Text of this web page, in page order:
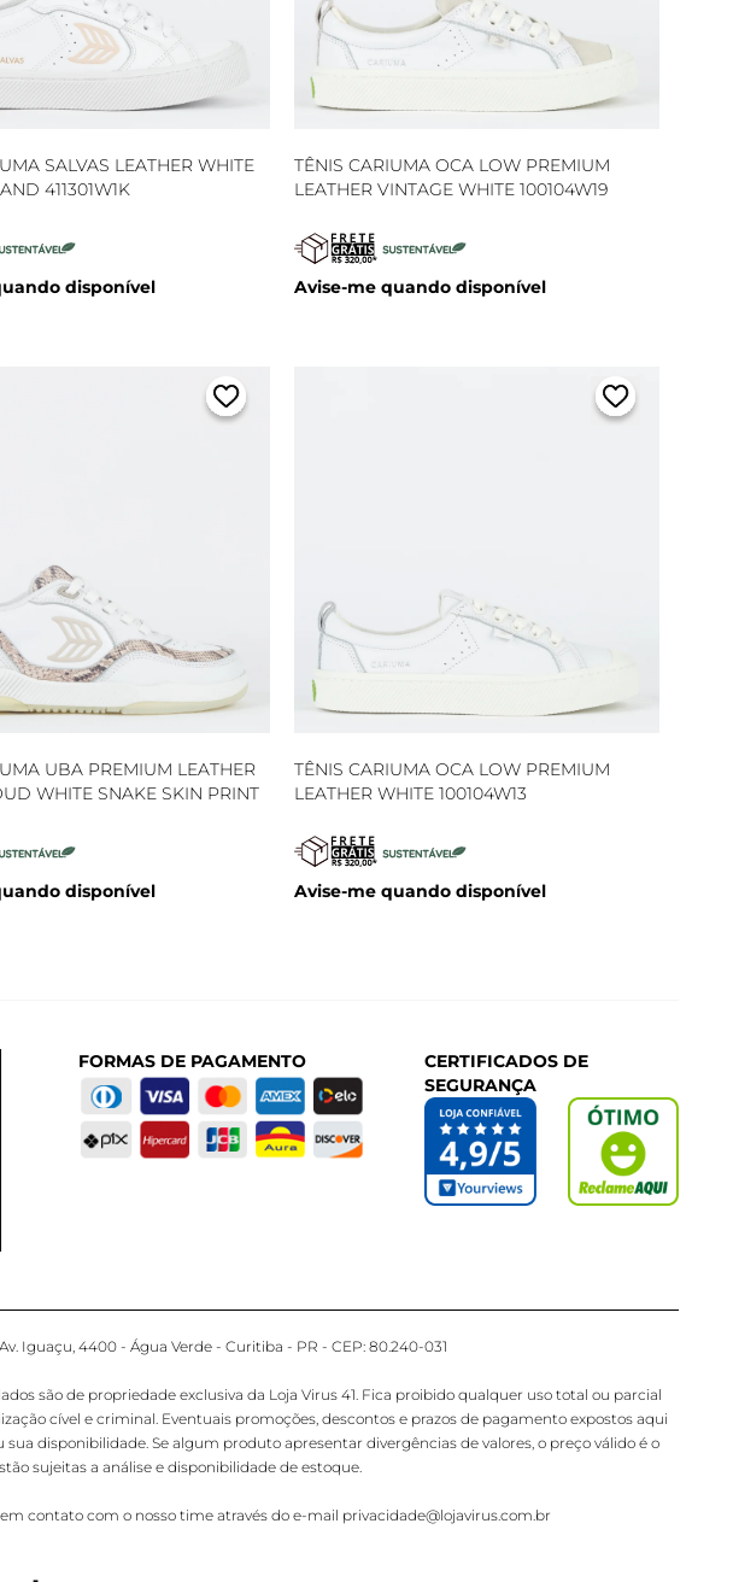
SALVAS LEATHER WHITE
411301W1K
disponível
TÊNIS CARIUMA OCA LOW PREMIUM
LEATHER VINTAGE WHITE 100104W19
Avise-me quando disponível
UBA PREMIUM LEATHER
WHITE SNAKE SKIN PRINT
disponível
TÊNIS CARIUMA OCA LOW PREMIUM
LEATHER WHITE 100104W13
Avise-me quando disponível
FORMAS DE PAGAMENTO
CERTIFICADOS DE
SEGURANÇA
Iguaçu, 4400 - Água Verde - Curitiba - PR - CEP: 80.240-031
são de propriedade exclusiva da Loja Virus 41. Fica proibido qualquer uso total ou parcial
cível e criminal. Eventuais promoções, descontos e prazos de pagamento expostos aqui
disponibilidade. Se algum produto apresentar divergências de valores, o preço válido é o
sujeitas a análise e disponibilidade de estoque.
em contato com o nosso time através do e-mail privacidade@lojavirus.com.br